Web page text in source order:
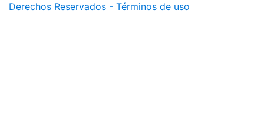
Derechos Reservados - Términos de uso